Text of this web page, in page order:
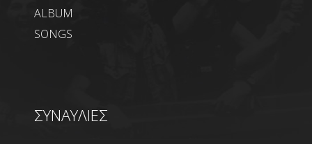
ALBUM
SONGS
ΣΥΝΑΥΛΙΕΣ